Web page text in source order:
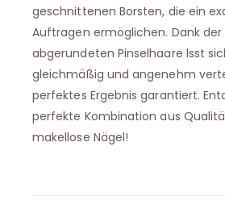
geschnittenen Borsten, die ein
Auftragen ermöglichen. Dank
abgerundeten Pinselhaare lsst
gleichmäßig und angenehm
perfektes Ergebnis garantiert.
perfekte Kombination aus
makellose Nägel!